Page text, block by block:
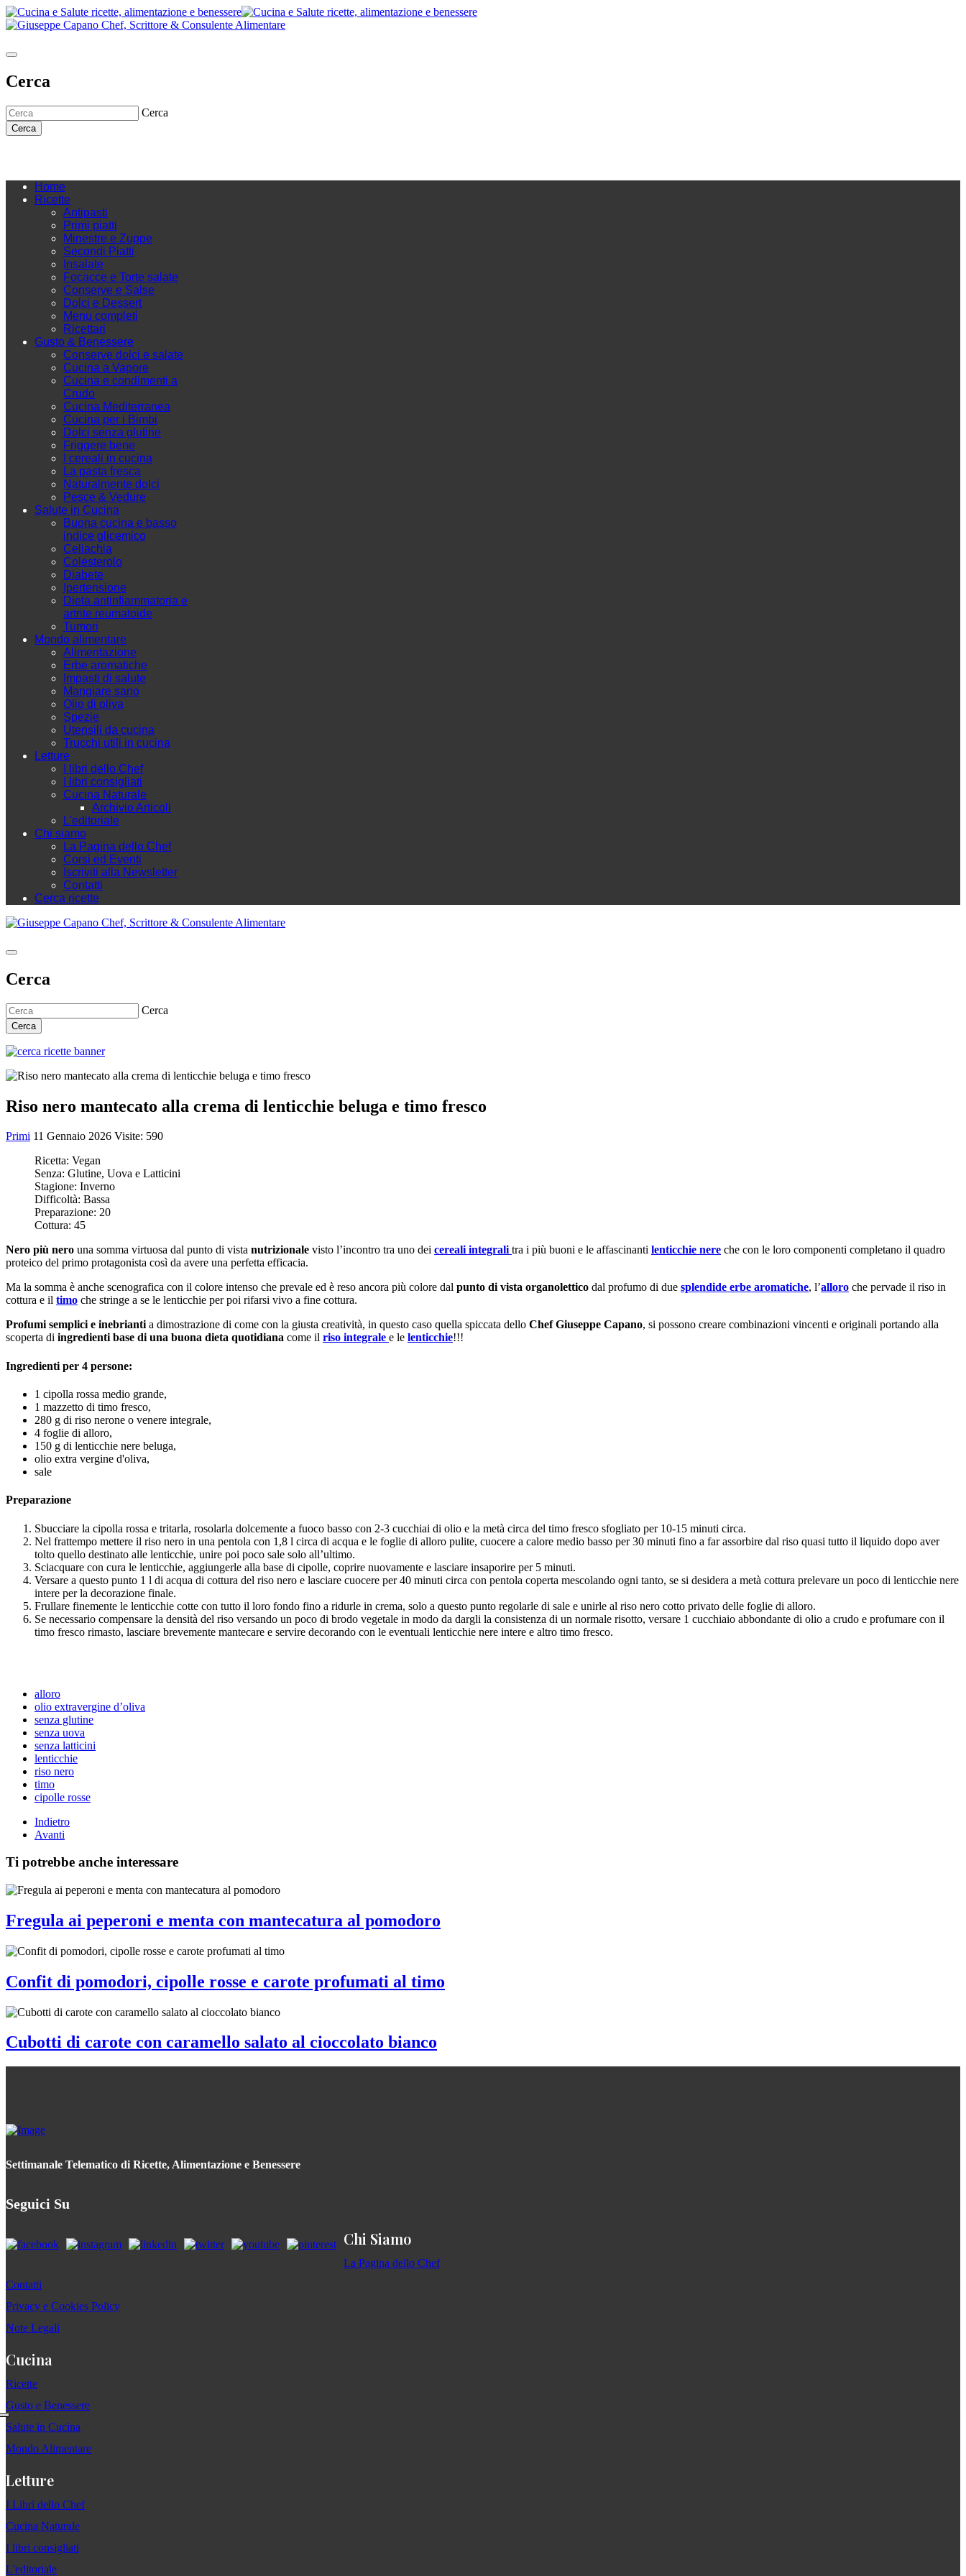
Cerca
Cerca
Cerca
Home
Ricette
Antipasti
Primi piatti
Minestre e Zuppe
Secondi Piatti
Insalate
Focacce e Torte salate
Conserve e Salse
Dolci e Dessert
Menu completi
Ricettari
Gusto & Benessere
Conserve dolci e salate
Cucina a Vapore
Cucina e condimenti a
Crudo
Cucina Mediterranea
Cucina per i Bimbi
Dolci senza glutine
Friggere bene
I cereali in cucina
La pasta fresca
Naturalmente dolci
Pesce & Vedure
Salute in Cucina
Buona cucina e basso
indice glicemico
Celiachia
Colesterolo
Diabete
Ipertensione
Dieta antinfiammatoria e
artrite reumatoide
Tumori
Mondo alimentare
Alimentazione
Erbe aromatiche
Impasti di salute
Mangiare sano
Olio di oliva
Spezie
Utensili da cucina
Trucchi utili in cucina
Letture
I libri dello Chef
I libri consigliati
Cucina Naturale
Archivio Articoli
L'editoriale
Chi siamo
La Pagina dello Chef
Corsi ed Eventi
Iscriviti alla Newsletter
Contatti
Cerca ricette
Cerca
Cerca
Cerca
Riso nero mantecato alla crema di lenticchie beluga e timo fresco
Primi 11 Gennaio 2026 Visite: 590
Ricetta: Vegan
Senza: Glutine, Uova e Latticini
Stagione: Inverno
Difficoltà: Bassa
Preparazione: 20
Cottura: 45
Nero più nero una somma virtuosa dal punto di vista nutrizionale visto l’incontro tra uno dei cereali integrali tra i più buoni e le affascinanti lenticchie nere che con le loro componenti completano il quadro
proteico del primo protagonista così da avere una perfetta efficacia.
Ma la somma è anche scenografica con il colore intenso che prevale ed è reso ancora più colore dal punto di vista organolettico dal profumo di due splendide erbe aromatiche, l’alloro che pervade il riso in
cottura e il timo che stringe a se le lenticchie per poi rifarsi vivo a fine cottura.
Profumi semplici e inebriantia dimostrazione di come con la giusta creatività, in questo caso quella spiccata dello Chef Giuseppe Capano, si possono creare combinazioni vincenti e originali portando alla
scoperta di ingredienti base di una buona dieta quotidiana come il riso integrale e le lenticchie!!!
Ingredienti per 4 persone:
1 cipolla rossa medio grande,
1 mazzetto di timo fresco,
280 g di riso nerone o venere integrale,
4 foglie di alloro,
150 g di lenticchie nere beluga,
olio extra vergine d'oliva,
sale
Preparazione
Sbucciare la cipolla rossa e tritarla, rosolarla dolcemente a fuoco basso con 2-3 cucchiai di olio e la metà circa del timo fresco sfogliato per 10-15 minuti circa.
Nel frattempo mettere il riso nero in una pentola con 1,8 l circa di acqua e le foglie di alloro pulite, cuocere a calore medio basso per 30 minuti fino a far assorbire dal riso quasi tutto il liquido dopo aver
tolto quello destinato alle lenticchie, unire poi poco sale solo all’ultimo.
Sciacquare con cura le lenticchie, aggiungerle alla base di cipolle, coprire nuovamente e lasciare insaporire per 5 minuti.
Versare a questo punto 1 l di acqua di cottura del riso nero e lasciare cuocere per 40 minuti circa con pentola coperta mescolando ogni tanto, se si desidera a metà cottura prelevare un poco di lenticchie nere
intere per la decorazione finale.
Frullare finemente le lenticchie cotte con tutto il loro fondo fino a ridurle in crema, solo a questo punto regolarle di sale e unirle al riso nero cotto privato delle foglie di alloro.
Se necessario compensare la densità del riso versando un poco di brodo vegetale in modo da dargli la consistenza di un normale risotto, versare 1 cucchiaio abbondante di olio a crudo e profumare con il
timo fresco rimasto, lasciare brevemente mantecare e servire decorando con le eventuali lenticchie nere intere e altro timo fresco.
alloro
olio extravergine d’oliva
senza glutine
senza uova
senza latticini
lenticchie
riso nero
timo
cipolle rosse
Indietro
Avanti
Ti potrebbe anche interessare
Fregula ai peperoni e menta con mantecatura al pomodoro
Confit di pomodori, cipolle rosse e carote profumati al timo
Cubotti di carote con caramello salato al cioccolato bianco
Settimanale Telematico di Ricette, Alimentazione e Benessere
Seguici Su
Chi Siamo
La Pagina dello Chef
Contatti
Privacy e Cookies Policy
Note Legali
Cucina
Ricette
Gusto e Benessere
Salute in Cucina
Mondo Alimentare
Letture
I Libri dello Chef
Cucina Naturale
I libri consigliati
L'editoriale